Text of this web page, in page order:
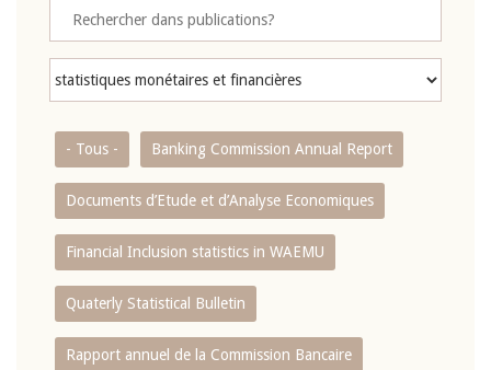
- Tous - Banking Commission Annual Report
Documents d’Etude et d’Analyse Economiques
Financial Inclusion statistics in WAEMU
Quaterly Statistical Bulletin
Rapport annuel de la Commission Bancaire